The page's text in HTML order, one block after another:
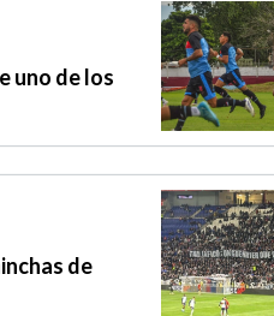
uno de los
de